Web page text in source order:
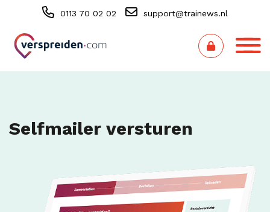
0113 70 02 02 support@trainews.nl
Selfmailer versturen